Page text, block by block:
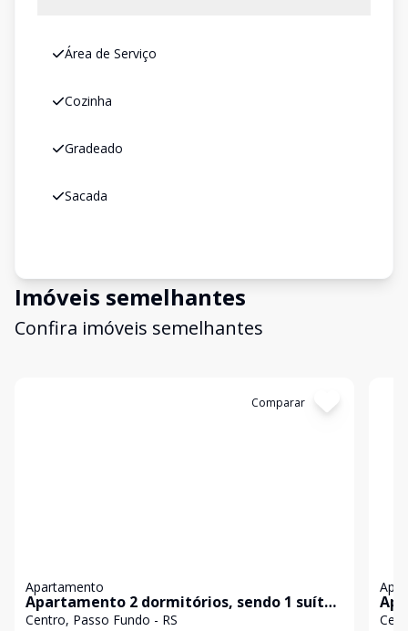
Área de Serviço
Cozinha
Gradeado
Sacada
Imóveis semelhantes
Confira imóveis semelhantes
Comparar
Apartamento
Apartamento 2 dormitórios, sendo 1 suíte
no Centro de Passo Fundo, para comprar
Centro, Passo Fundo - RS